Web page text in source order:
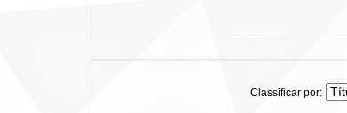
Classificar por: